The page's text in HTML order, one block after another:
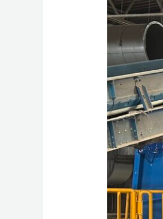
dostawa
Separatora
balistycznego
produkcji
firmy
BIANNA